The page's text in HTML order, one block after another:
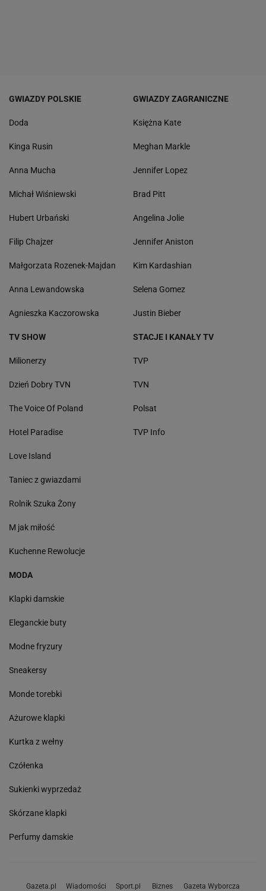
GWIAZDY POLSKIE
Doda
Kinga Rusin
Anna Mucha
Michał Wiśniewski
Hubert Urbański
Filip Chajzer
Małgorzata Rozenek-Majdan
Anna Lewandowska
Agnieszka Kaczorowska
GWIAZDY ZAGRANICZNE
Księżna Kate
Meghan Markle
Jennifer Lopez
Brad Pitt
Angelina Jolie
Jennifer Aniston
Kim Kardashian
Selena Gomez
Justin Bieber
TV SHOW
Milionerzy
Dzień Dobry TVN
The Voice Of Poland
Hotel Paradise
Love Island
Taniec z gwiazdami
Rolnik Szuka Żony
M jak miłość
Kuchenne Rewolucje
STACJE I KANAŁY TV
TVP
TVN
Polsat
TVP Info
MODA
Klapki damskie
Eleganckie buty
Modne fryzury
Sneakersy
Monde torebki
Ażurowe klapki
Kurtka z wełny
Czółenka
Sukienki wyprzedaż
Skórzane klapki
Perfumy damskie
Gazeta.pl Wiadomości Sport.pl Biznes Gazeta Wyborcza